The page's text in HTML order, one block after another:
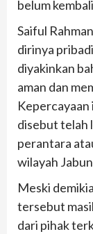
belum
Saiful
dirinya
diyakinkan
aman dan
disebut telah
perantara
wilayah
Meski
tersebut
dari pihak